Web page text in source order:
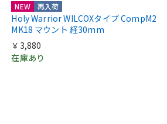
NEW 再入荷
Holy Warrior WILCOXタイプ CompM2
MK18 マウント 経30mm
￥3,880
在庫あり